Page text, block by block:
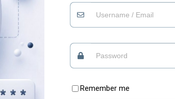
xứng đáng mà
mất niềm tin vào
điều tốt đẹp
0
Remember me